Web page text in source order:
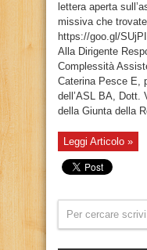
lettera aperta
missiva che
https://goo.gl/
Alla Dirigente
Complessità
Caterina Pesce E,
dell’ASL BA, Dott.
della Giunta della
Leggi Articolo »